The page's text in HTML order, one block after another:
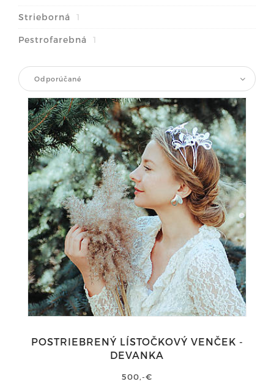
Strieborná 1
Pestrofarebná 1
Odporúčané
POSTRIEBRENÝ LÍSTOČKOVÝ VENČEK -
DEVANKA
500,-€